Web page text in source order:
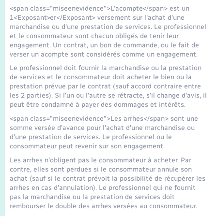
Numérique
Organisation d’événement
Sécurité - Prévention
Seniors
Transports
Voirie et espace public
La Communauté de communes
<span class="miseenevidence">L'acompte</span> est un
1<Exposant>er</Exposant> versement sur l'achat d'une
marchandise ou d'une prestation de services. Le professionnel
et le consommateur sont chacun obligés de tenir leur
engagement. Un contrat, un bon de commande, ou le fait de
verser un acompte sont considérés comme un engagement.
Le professionnel doit fournir la marchandise ou la prestation
de services et le consommateur doit acheter le bien ou la
prestation prévue par le contrat (sauf accord contraire entre
les 2 parties). Si l'un ou l'autre se rétracte, s'il change d'avis, il
peut être condamné à payer des dommages et intérêts.
<span class="miseenevidence">Les arrhes</span> sont une
somme versée d'avance pour l'achat d'une marchandise ou
d'une prestation de services. Le professionnel ou le
consommateur peut revenir sur son engagement.
Les arrhes n'obligent pas le consommateur à acheter. Par
contre, elles sont perdues si le consommateur annule son
achat (sauf si le contrat prévoit la possibilité de récupérer les
arrhes en cas d'annulation). Le professionnel qui ne fournit
pas la marchandise ou la prestation de services doit
rembourser le double des arrhes versées au consommateur.